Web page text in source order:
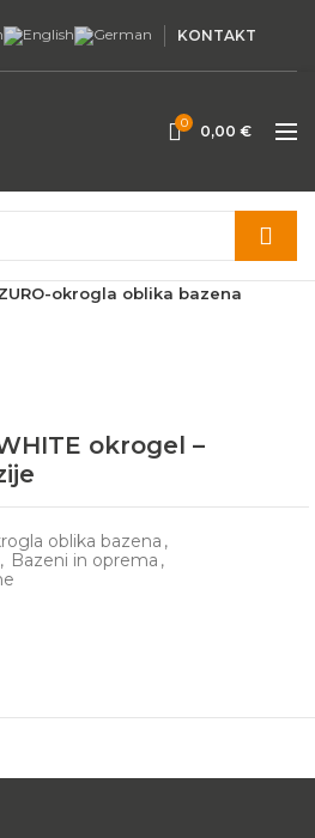
KONTAKT
0 0,00 €
okrogla oblika bazena
okrogel –
oblika bazena ,
, Bazeni in oprema ,